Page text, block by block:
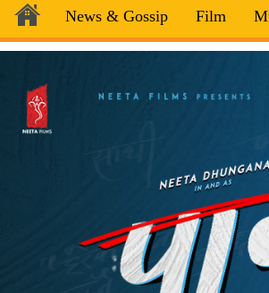
News & Gossip Film